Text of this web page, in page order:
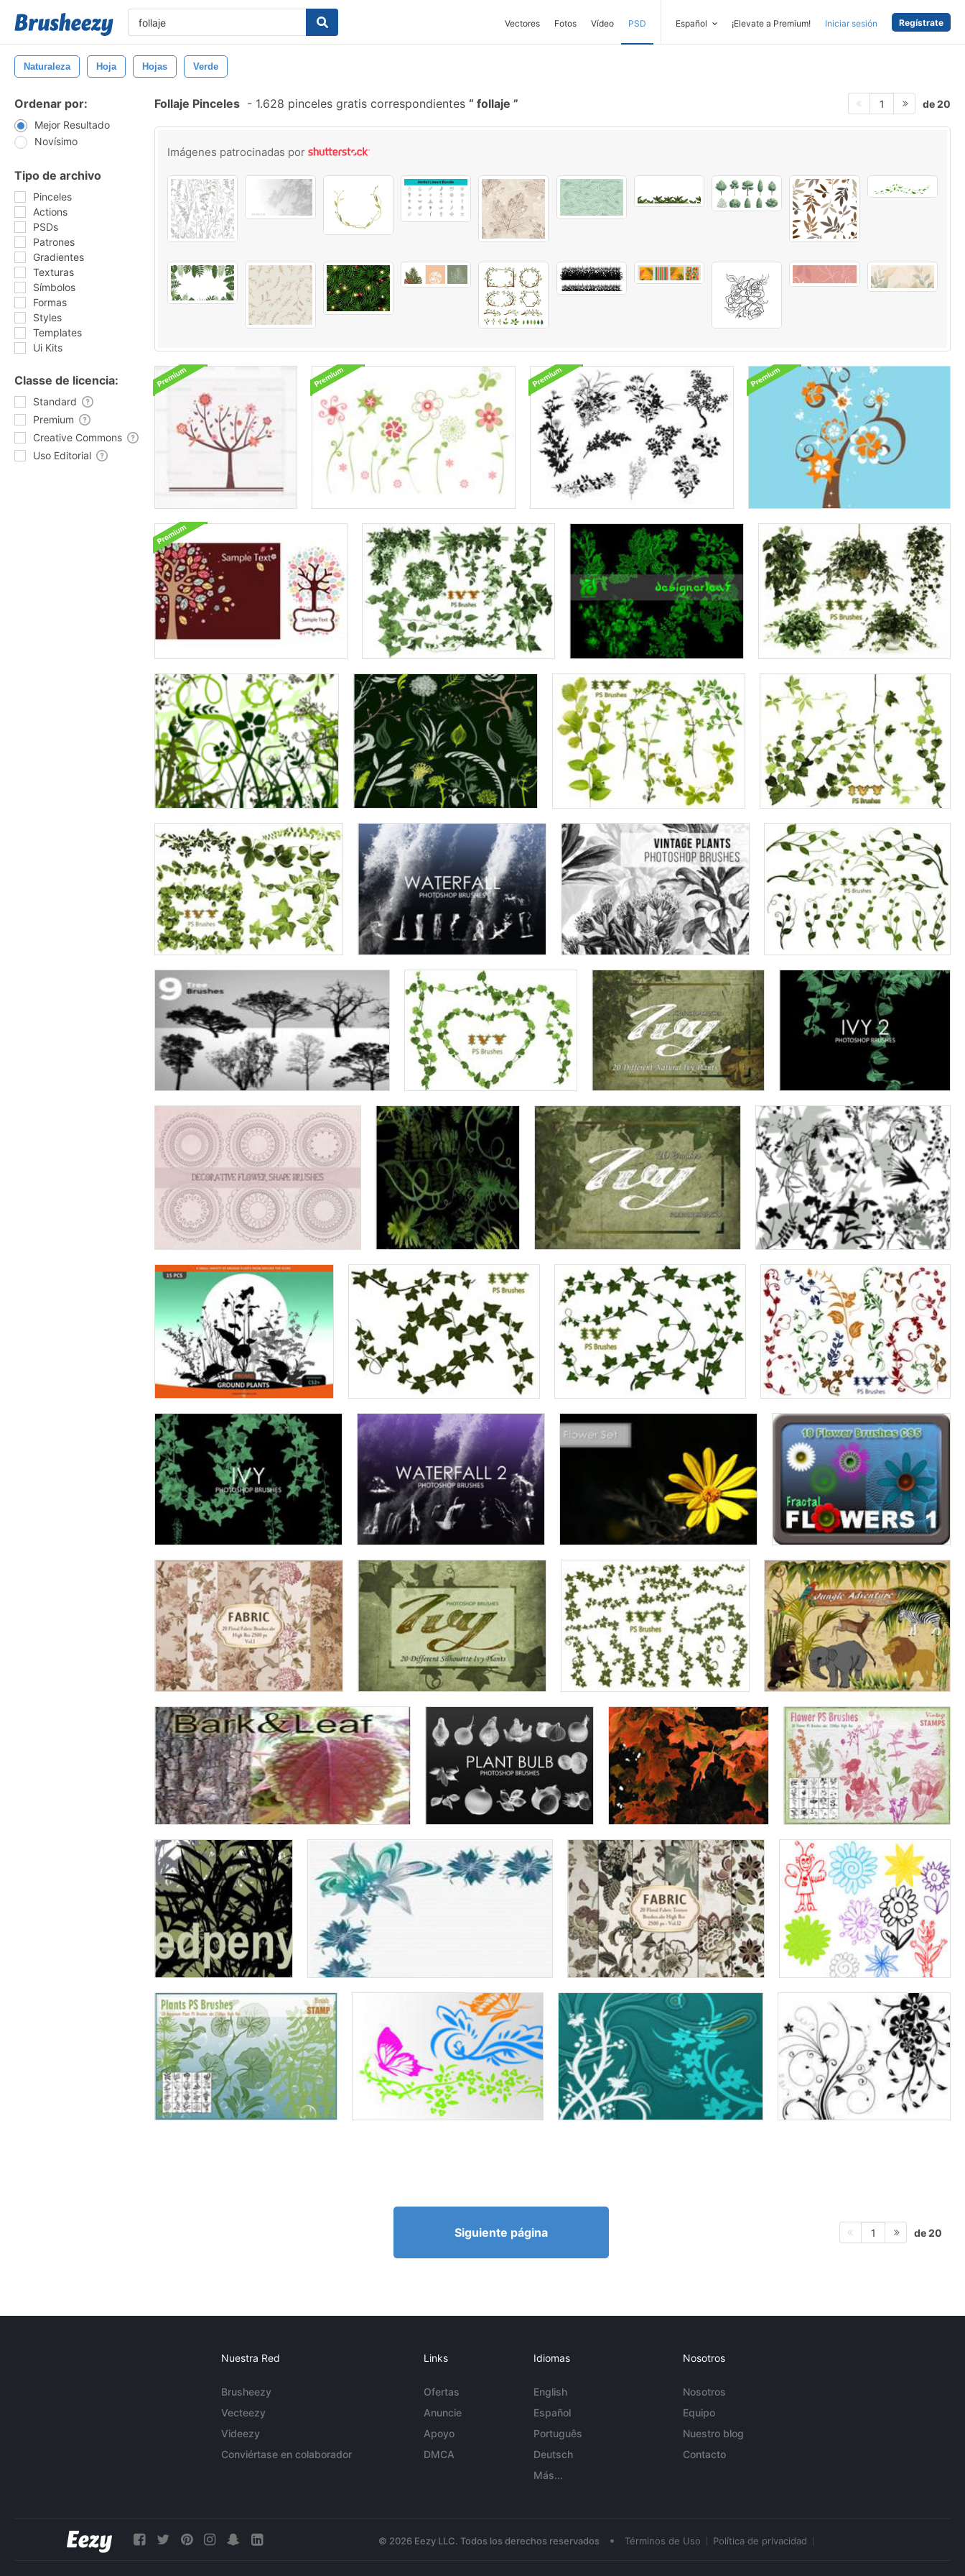
Vectores Fotos Vídeo PSD Español ¡Elevate a Premium! Iniciar sesión Regístrate
Naturaleza Hoja Hojas Verde
Ordenar por:
Mejor Resultado
Novísimo
Tipo de archivo
Pinceles
Actions
PSDs
Patrones
Gradientes
Texturas
Símbolos
Formas
Styles
Templates
Ui Kits
Classe de licencia:
Standard
Premium
Creative Commons
Uso Editorial
Follaje Pinceles - 1.628 pinceles gratis correspondientes follaje 1 de 20
Imágenes patrocinadas por
Siguiente página 1 de 20
Nuestra Red
Brusheezy
Vecteezy
Videezy
Conviértase en colaborador
Links
Ofertas
Anuncie
Apoyo
DMCA
Idiomas
English
Español
Português
Deutsch
Más...
Nosotros
Nosotros
Equipo
Nuestro blog
Contacto
© 2026 Eezy LLC. Todos los derechos reservados • Términos de Uso Política de privacidad